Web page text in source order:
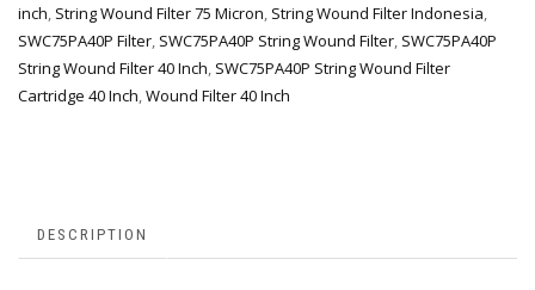
inch, String Wound Filter 75 Micron, String Wound Filter Indonesia,
SWC75PA40P Filter, SWC75PA40P String Wound Filter, SWC75PA40P
String Wound Filter 40 Inch, SWC75PA40P String Wound Filter
Cartridge 40 Inch,Wound Filter 40 Inch
DESCRIPTION